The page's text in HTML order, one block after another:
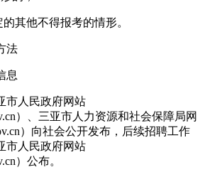
他不得报考的情形。
法
息
人民政府网站
）、三亚市人力资源和社会保障局网
）向社会公开发布，后续招聘工作
市人民政府网站
）公布。